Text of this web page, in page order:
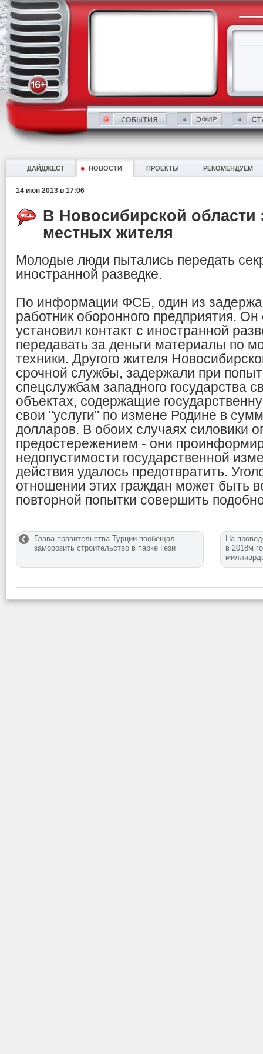
ДАЙДЖЕСТ НОВОСТИ ПРОЕКТЫ РЕКОМЕНДУЕМ
14 июн 2013 в 17:06
В Новосибирской области
местных жителя
Молодые люди пытались передать
иностранной разведке.
По информации ФСБ, один из
работник оборонного предприятия.
установил контакт с иностранной
передавать за деньги материалы по
техники. Другого жителя
срочной службы, задержали при
спецслужбам западного государства
объектах, содержащие
свои "услуги" по измене Родине в
долларов. В обоих случаях силовики
предостережением - они
недопустимости государственной
действия удалось предотвратить.
отношении этих граждан может быть
повторной попытки совершить
Глава правительства Турции пообещал
заморозить строительство в парке Гези
На
в 2018м